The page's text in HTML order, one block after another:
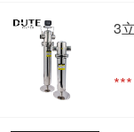
3
***